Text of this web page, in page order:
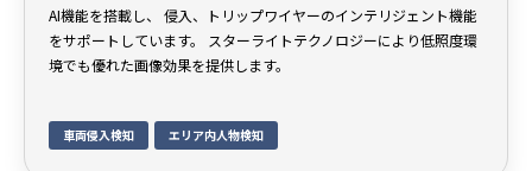
AI機能を搭載し、 侵入、トリップワイヤーのインテリジェント機能
をサポートしています。 スターライトテクノロジーにより低照度環
境でも優れた画像効果を提供します。
車両侵入検知 エリア内人物検知